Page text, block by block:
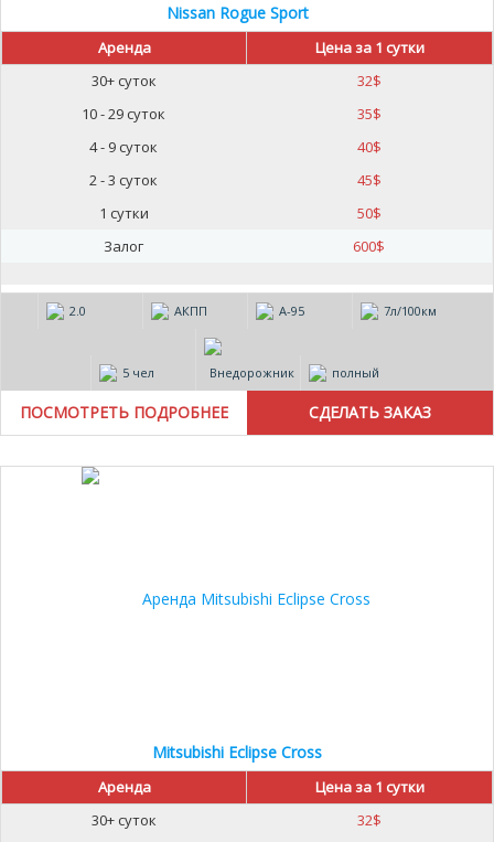
Nissan Rogue Sport
Аренда
Цена за 1 сутки
30+ суток
32$
10 - 29 суток
35$
4 - 9 суток
40$
2 - 3 суток
45$
1 сутки
50$
Залог
600$
2.0 АКПП А-95 7л/100км
5 чел Внедорожник полный
ПОСМОТРЕТЬ ПОДРОБНЕЕ
Mitsubishi Eclipse Cross
Аренда
Цена за 1 сутки
30+ суток
32$